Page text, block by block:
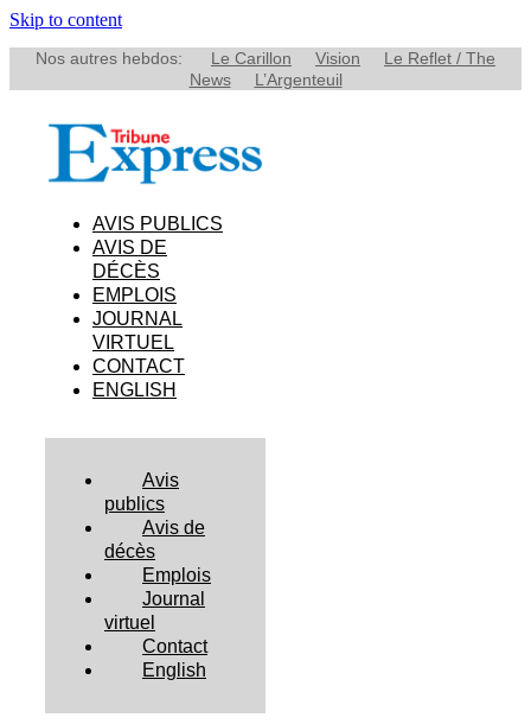
Skip to content
Nos autres hebdos: Le Carillon Vision
Le Reflet / The
News
L’Argenteuil
AVIS PUBLICS
AVIS DE
DÉCÈS
EMPLOIS
JOURNAL
VIRTUEL
CONTACT
ENGLISH
Avis
publics
Avis de
décès
Emplois
Journal
virtuel
Contact
English